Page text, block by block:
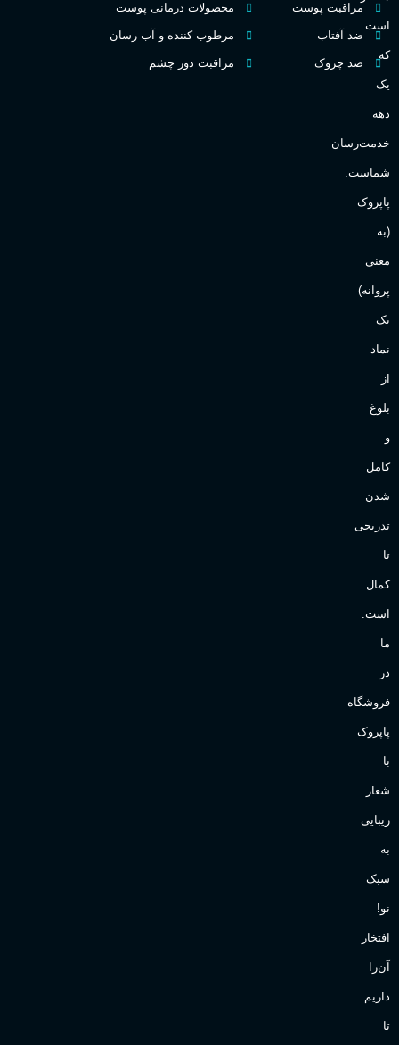
گروه بویایی میوه ای
مناسب برای
آقایان
است
که
یک
دهه
خدمت‌رسان
شماست.
پاپروک
(به
معنی
پروانه)
یک
نماد
از
بلوغ
و
کامل
شدن
تدریجی
تا
کمال
است.
ما
در
فروشگاه
پاپروک
با
شعار
زیبایی
به
سبک
نو!
افتخار
آن‌را
داریم
تا
مراقبت پوست
ضد آفتاب
ضد چروک
محصولات درمانی پوست
مرطوب کننده و آب رسان
مراقبت دور چشم